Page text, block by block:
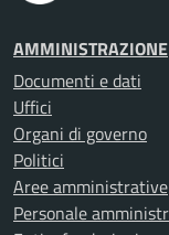
AMMINISTRAZIONE
Documenti e dati
Uffici
Organi di governo
Politici
Aree amministrative
Personale